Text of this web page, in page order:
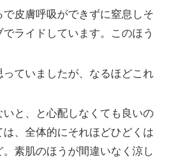
皮膚呼吸ができずに窒息しそ
ライドしています。このほう
ていましたが、なるほどこれ
と、と心配しなくても良いの
、全体的にそれほどひどくは
素肌のほうが間違いなく涼し